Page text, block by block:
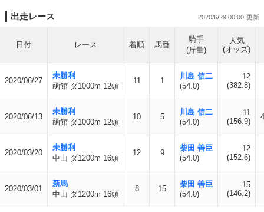
出走レース 2020/6/29 00:00
日付 レース 着順 馬番
騎手
(斤量)
人気
(オッズ)
2020/06/27
未勝利
函館 ダ1000m 12頭
11 1
川島 信二
(54.0)
12
(382.8)
2020/06/13
未勝利
函館 ダ1000m 12頭
10 5
川島 信二
(54.0)
11
(156.9)
2020/03/20
未勝利
中山 ダ1200m 16頭
12 9
柴田 善臣
(54.0)
12
(152.6)
2020/03/01
新馬
中山 ダ1200m 16頭
8 15
柴田 善臣
(54.0)
15
(146.2)